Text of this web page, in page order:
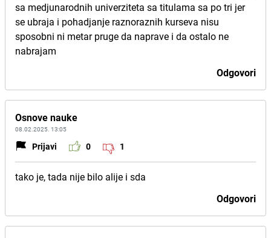
sa medjunarodnih univerziteta sa titulama sa po tri jer
se ubraja i pohadjanje raznoraznih kurseva nisu
sposobni ni metar pruge da naprave i da ostalo ne
nabrajam
Odgovori
Osnove nauke
08.02.2025. 13:05
Prijavi 0 1
tako je, tada nije bilo alije i sda
Odgovori